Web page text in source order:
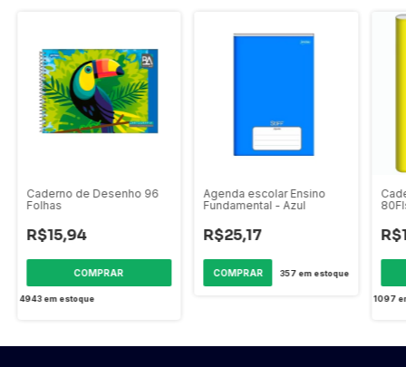
Caderno de Desenho 96
Folhas
R$15,94
4943em estoque
Agenda escolar Ensino
Fundamental - Azul
R$25,17
357em estoque
1097